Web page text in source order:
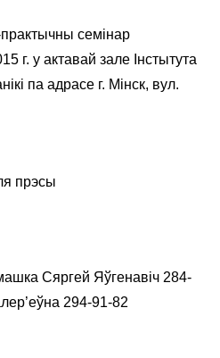
практычны семінар
г. у актавай зале Інстытута
па адрасе г. Мінск, вул.
прэсы
Сяргей Яўгенавіч 284-
294-91-82